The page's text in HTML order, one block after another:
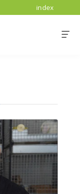
index